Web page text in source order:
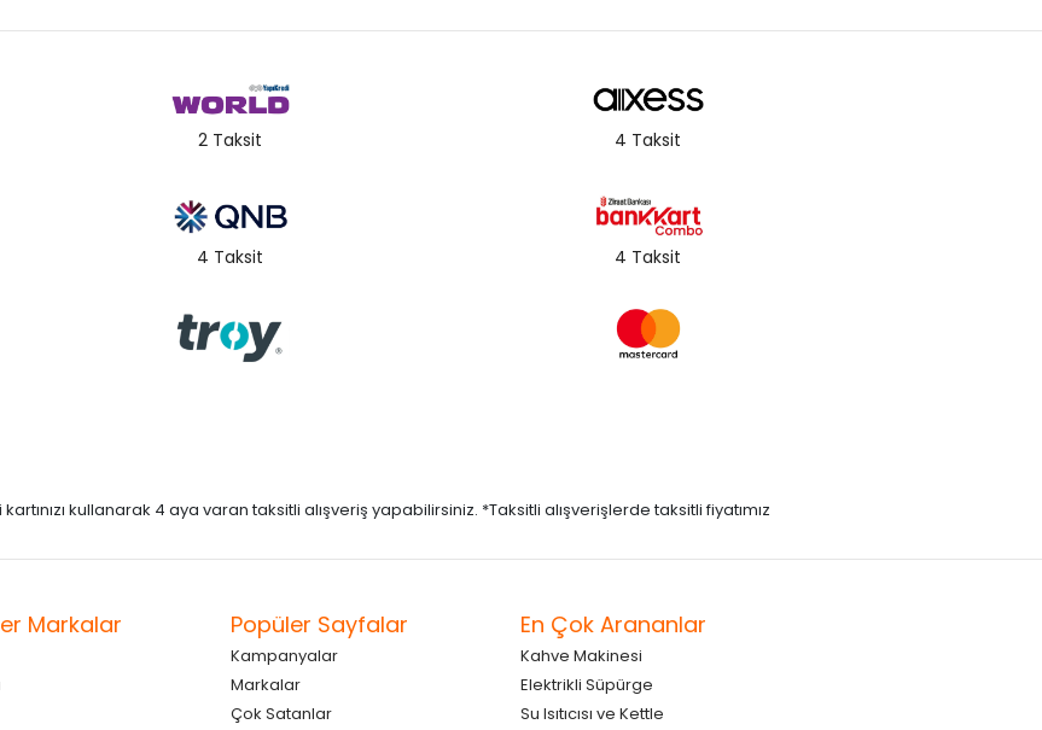
2 Taksit 4 Taksit
4 Taksit 4 Taksit
kullanarak 4 aya varan taksitli alışveriş yapabilirsiniz. *Taksitli alışverişlerde taksitli fiyatımız
Markalar Popüler Sayfalar
Kampanyalar
Markalar
Çok Satanlar
En Çok Arananlar
Kahve Makinesi
Elektrikli Süpürge
Su Isıtıcısı ve Kettle